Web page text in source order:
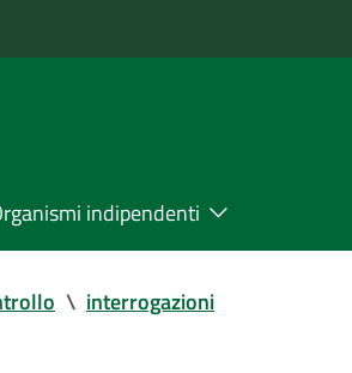
indipendenti
\ interrogazioni